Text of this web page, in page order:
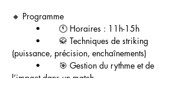
🔸 Programme
	•	🕚 Horaires : 11h-15h
(puissance, précision, enchaînements)
l’impact dans un match